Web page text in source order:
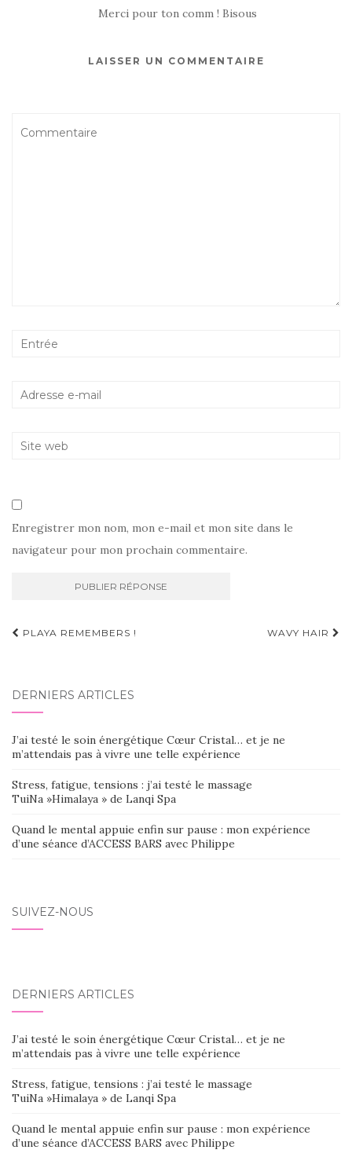
Merci pour ton comm ! Bisous
LAISSER UN COMMENTAIRE
Enregistrer mon nom, mon e-mail et mon site dans le
navigateur pour mon prochain commentaire.
Navigation
PLAYA REMEMBERS ! WAVY HAIR
DERNIERS ARTICLES
J’ai testé le soin énergétique Cœur Cristal… et je ne
m’attendais pas à vivre une telle expérience
Stress, fatigue, tensions : j’ai testé le massage
TuiNa »Himalaya » de Lanqi Spa
Quand le mental appuie enfin sur pause : mon expérience
d’une séance d’ACCESS BARS avec Philippe
SUIVEZ-NOUS
DERNIERS ARTICLES
J’ai testé le soin énergétique Cœur Cristal… et je ne
m’attendais pas à vivre une telle expérience
Stress, fatigue, tensions : j’ai testé le massage
TuiNa »Himalaya » de Lanqi Spa
Quand le mental appuie enfin sur pause : mon expérience
d’une séance d’ACCESS BARS avec Philippe